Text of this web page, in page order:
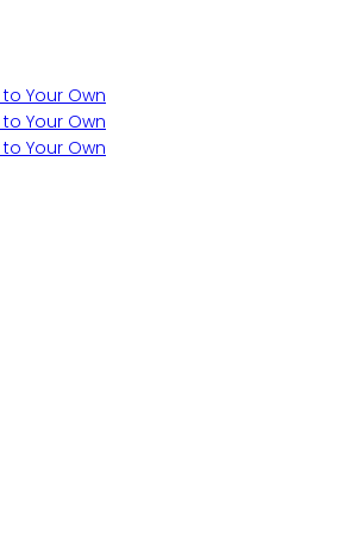
Your Own
Your Own
Your Own